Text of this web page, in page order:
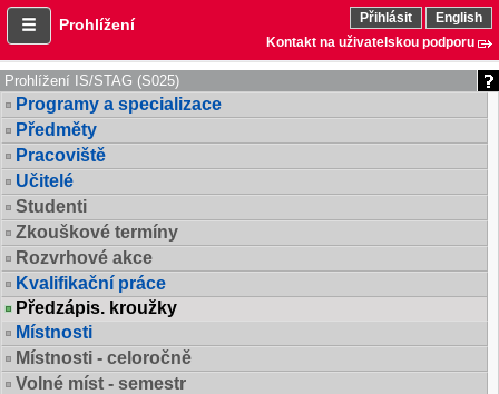
Prohlížení Přihlásit
English
Kontakt na uživatelskou podporu
Prohlížení IS/STAG (S025)
Programy a specializace
Předměty
Pracoviště
Učitelé
Studenti
Zkouškové termíny
Rozvrhové akce
Kvalifikační práce
Předzápis. kroužky
Místnosti
Místnosti - celoročně
Volné míst - semestr